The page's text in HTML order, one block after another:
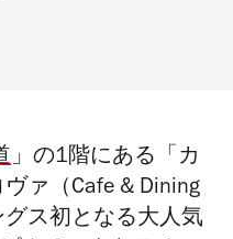
」の1階にある「カ
ァ（Cafe & Dining
グス初となる大人気